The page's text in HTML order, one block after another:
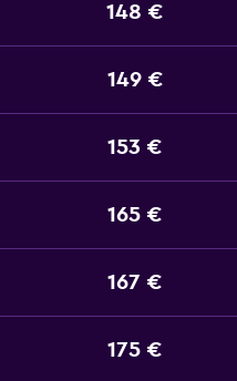
148 €
149 €
153 €
165 €
167 €
175 €